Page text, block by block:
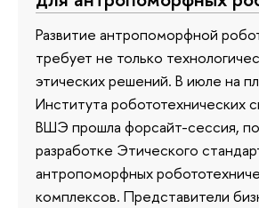
Развитие антропоморфной
требует не только
этических решений. В июле на
Института робототехнических
ВШЭ прошла форсайт-сессия,
разработке Этического
антропоморфных
комплексов. Представители